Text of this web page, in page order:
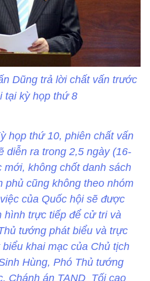
Dũng trả lời chất vấn trước
tại kỳ họp thứ 8
họp thứ 10, phiên chất vấn
diễn ra trong 2,5 ngày (16-
mới, không chốt danh sách
phủ cũng không theo nhóm
của Quốc hội sẽ được
hình trực tiếp để cử tri và
tướng phát biểu và trực
khai mạc của Chủ tịch
Hùng, Phó Thủ tướng
Chánh án TAND Tối cao